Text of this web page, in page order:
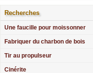
Recherches
Une faucille pour moissonner
Fabriquer du charbon de bois
Tir au propulseur
Cinérite